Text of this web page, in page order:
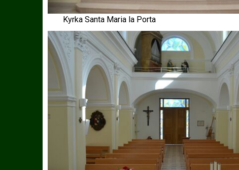
Kyrka Santa Maria la Porta